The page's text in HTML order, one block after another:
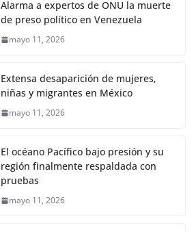
Alarma a expertos de ONU la muerte
de preso político en Venezuela
mayo 11, 2026
Extensa desaparición de mujeres,
niñas y migrantes en México
mayo 11, 2026
El océano Pacífico bajo presión y su
región finalmente respaldada con
pruebas
mayo 11, 2026